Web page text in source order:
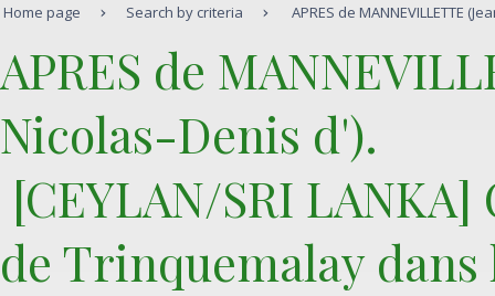
Home page Search by criteria APRES de MANNEVILLETTE
‎APRES de
Nicolas-Denis d').‎
[CEYLAN/SRI
de Trinquemalay